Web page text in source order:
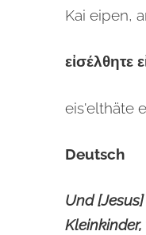
Kai eipen,
εἰσέλθητε
eis'elthäte
Deutsch
Und